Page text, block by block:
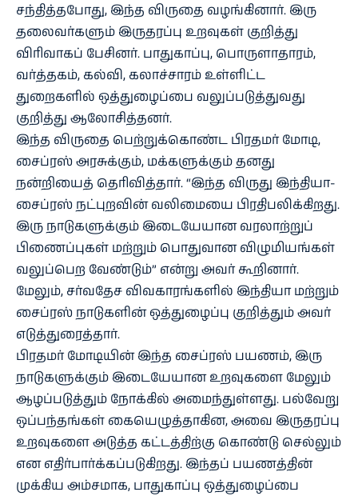
சந்தித்தபோது, இந்த விருதை வழங்கினார். இரு
தலைவர்களும் இருதரப்பு உறவுகள் குறித்து
விரிவாகப் பேசினர். பாதுகாப்பு, பொருளாதாரம்,
வர்த்தகம், கல்வி, கலாச்சாரம் உள்ளிட்ட
துறைகளில் ஒத்துழைப்பை வலுப்படுத்துவது
குறித்து ஆலோசித்தனர்.
இந்த விருதை பெற்றுக்கொண்ட பிரதமர் மோடி,
சைப்ரஸ் அரசுக்கும், மக்களுக்கும் தனது
நன்றியைத் தெரிவித்தார். “இந்த விருது இந்தியா-
சைப்ரஸ் நட்புறவின் வலிமையை பிரதிபலிக்கிறது.
இரு நாடுகளுக்கும் இடையேயான வரலாற்றுப்
பிணைப்புகள் மற்றும் பொதுவான விழுமியங்கள்
வலுப்பெற வேண்டும்” என்று அவர் கூறினார்.
மேலும், சர்வதேச விவகாரங்களில் இந்தியா மற்றும்
சைப்ரஸ் நாடுகளின் ஒத்துழைப்பு குறித்தும் அவர்
எடுத்துரைத்தார்.
பிரதமர் மோடியின் இந்த சைப்ரஸ் பயணம், இரு
நாடுகளுக்கும் இடையேயான உறவுகளை மேலும்
ஆழப்படுத்தும் நோக்கில் அமைந்துள்ளது. பல்வேறு
ஒப்பந்தங்கள் கையெழுத்தாகின, அவை இருதரப்பு
உறவுகளை அடுத்த கட்டத்திற்கு கொண்டு செல்லும்
என எதிர்பார்க்கப்படுகிறது. இந்தப் பயணத்தின்
முக்கிய அம்சமாக, பாதுகாப்பு ஒத்துழைப்பை